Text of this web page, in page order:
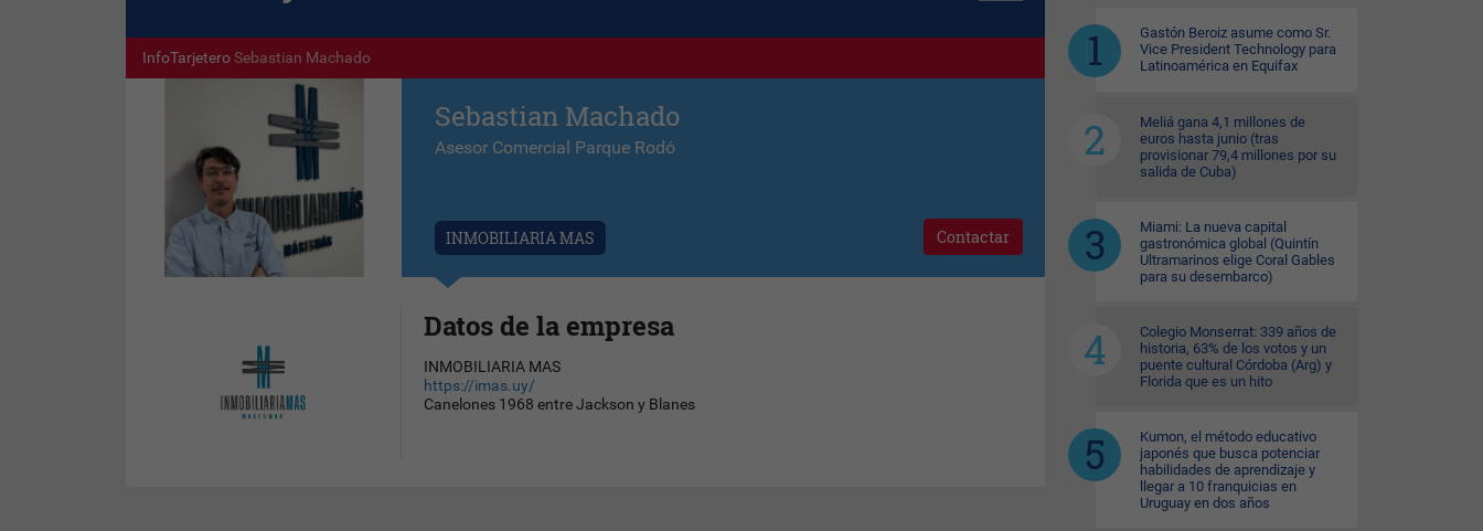
InfoTarjetero⁠Sebastian Machado
⁠Sebastian Machado
Asesor Comercial Parque Rodó
INMOBILIARIA MAS Contactar
Datos de la empresa
INMOBILIARIA MAS
https://imas.uy/
Canelones 1968 entre Jackson y Blanes
Gastón Beroiz asume como Sr.
Vice President Technology para
Latinoamérica en Equifax
Meliá gana 4,1 millones de
euros hasta junio (tras
provisionar 79,4 millones por su
salida de Cuba)
Miami: La nueva capital
gastronómica global (Quintín
Ultramarinos elige Coral Gables
para su desembarco)
Colegio Monserrat: 339 años de
historia, 63% de los votos y un
puente cultural Córdoba (Arg) y
Florida que es un hito
Kumon, el método educativo
japonés que busca potenciar
habilidades de aprendizaje y
llegar a 10 franquicias en
Uruguay en dos años